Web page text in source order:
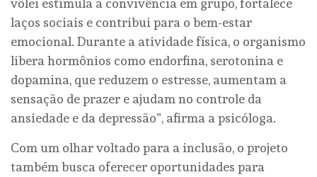
vôlei estimula a convivência em grupo, fortalece
laços sociais e contribui para o bem-estar
emocional. Durante a atividade física, o organismo
libera hormônios como endorfina, serotonina e
dopamina, que reduzem o estresse, aumentam a
sensação de prazer e ajudam no controle da
ansiedade e da depressão”, afirma a psicóloga.
Com um olhar voltado para a inclusão, o projeto
também busca oferecer oportunidades para